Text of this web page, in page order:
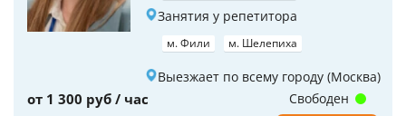
Занятия у репетитора
м. Фили м. Шелепиха
Выезжает по всему городу (Москва)
от 1 300 руб / час Свободен